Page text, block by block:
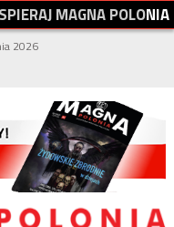
SPIERAJMAGNAPOLONIA
2026